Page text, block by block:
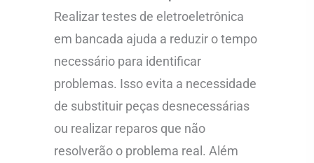
Realizar testes de eletroeletrônica
em bancada ajuda a reduzir o tempo
necessário para identificar
problemas. Isso evita a necessidade
de substituir peças desnecessárias
ou realizar reparos que não
resolverão o problema real. Além